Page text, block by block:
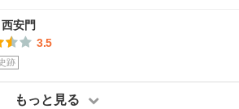
安門
3.5
跡
もっと見る